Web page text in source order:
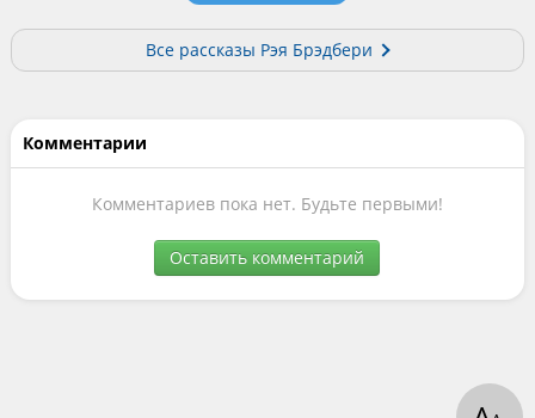
Все рассказы Рэя Брэдбери
Комментарии
Комментариев пока нет. Будьте первыми!
Оставить комментарий